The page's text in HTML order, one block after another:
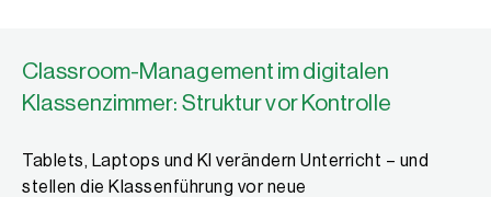
Classroom-Management im digitalen
Klassenzimmer: Struktur vor Kontrolle
Tablets, Laptops und KI verändern Unterricht – und
stellen die Klassen­führung vor neue